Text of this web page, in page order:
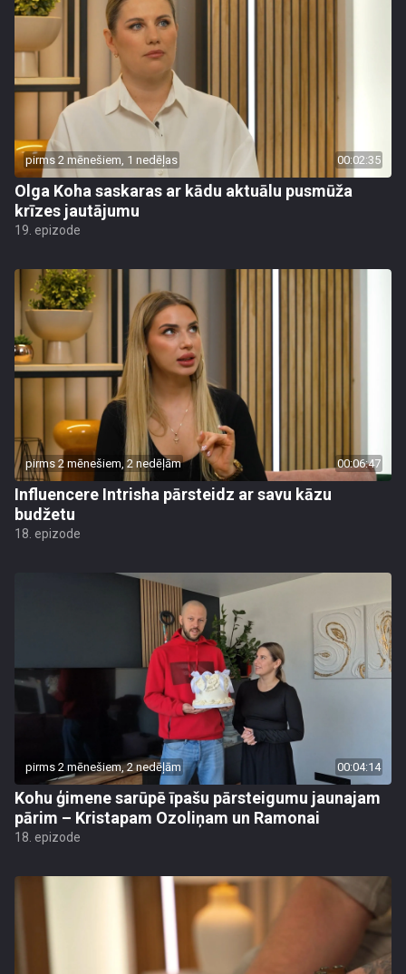
pirms 2 mēnešiem, 1 nedēļas 00:02:35
Olga Koha saskaras ar kādu aktuālu pusmūža
krīzes jautājumu
19. epizode
pirms 2 mēnešiem, 2 nedēļām 00:06:47
Influencere Intrisha pārsteidz ar savu kāzu
budžetu
18. epizode
pirms 2 mēnešiem, 2 nedēļām 00:04:14
Kohu ģimene sarūpē īpašu pārsteigumu jaunajam
pārim – Kristapam Ozoliņam un Ramonai
18. epizode